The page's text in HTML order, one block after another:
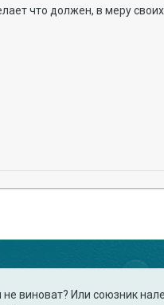
что должен, в меру
виноват? Или союзник